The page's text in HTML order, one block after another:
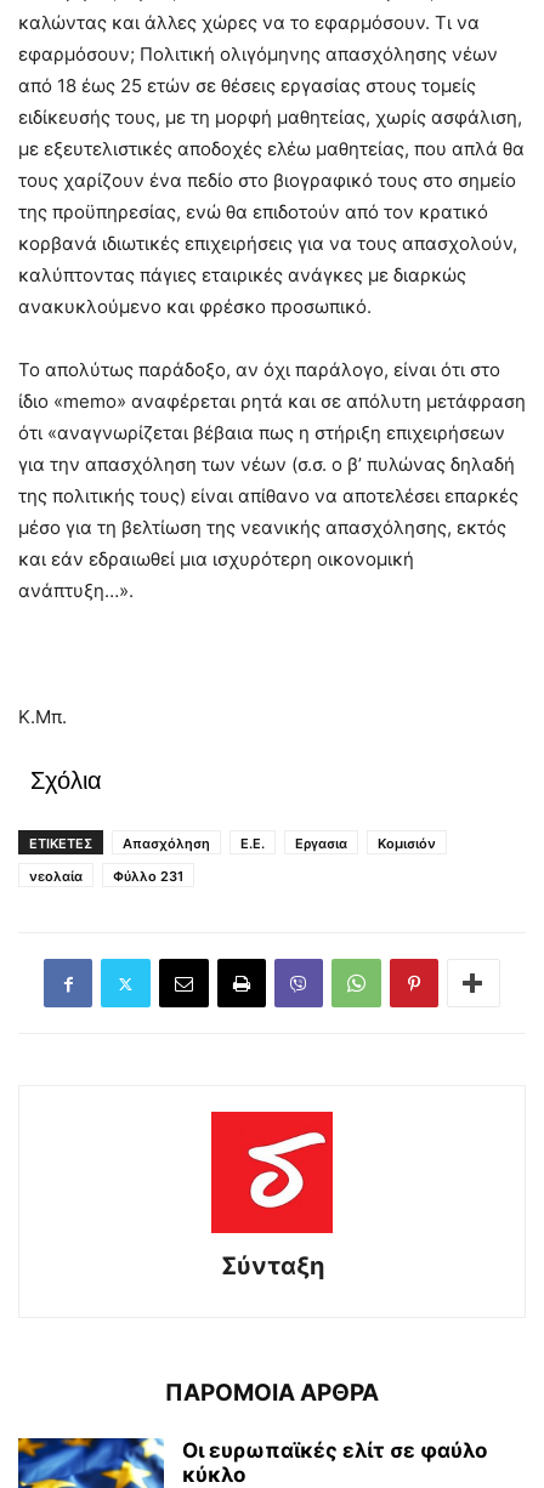
καλώντας και άλλες χώρες να το εφαρμόσουν. Τι να
εφαρμόσουν; Πολιτική ολιγόμηνης απασχόλησης νέων
από 18 έως 25 ετών σε θέσεις εργασίας στους τομείς
ειδίκευσής τους, με τη μορφή μαθητείας, χωρίς ασφάλιση,
με εξευτελιστικές αποδοχές ελέω μαθητείας, που απλά θα
τους χαρίζουν ένα πεδίο στο βιογραφικό τους στο σημείο
της προϋπηρεσίας, ενώ θα επιδοτούν από τον κρατικό
κορβανά ιδιωτικές επιχειρήσεις για να τους απασχολούν,
καλύπτοντας πάγιες εταιρικές ανάγκες με διαρκώς
ανακυκλούμενο και φρέσκο προσωπικό.
Το απολύτως παράδοξο, αν όχι παράλογο, είναι ότι στο
ίδιο «memo» αναφέρεται ρητά και σε απόλυτη μετάφραση
ότι «αναγνωρίζεται βέβαια πως η στήριξη επιχειρήσεων
για την απασχόληση των νέων (σ.σ. ο β’ πυλώνας δηλαδή
της πολιτικής τους) είναι απίθανο να αποτελέσει επαρκές
μέσο για τη βελτίωση της νεανικής απασχόλησης, εκτός
και εάν εδραιωθεί μια ισχυρότερη οικονομική
ανάπτυξη…».
Κ.Μπ.
Σχόλια
ΕΤΙΚΕΤΕΣ Απασχόληση Ε.Ε. Εργασια
Κομισιόν
νεολαία
Φύλλο 231
Σύνταξη
ΠΑΡΟΜΟΙΑ ΑΡΘΡΑ
Οι ευρωπαϊκές ελίτ σε φαύλο
κύκλο